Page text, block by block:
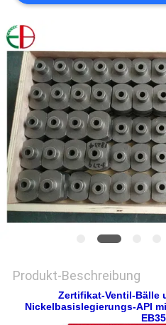
FORDERN
SIE
EIN
ZITAT
SITEMAP
Produkt-Beschreibung
Zertifikat-Ventil-Bälle
Nickelbasislegierungs-API